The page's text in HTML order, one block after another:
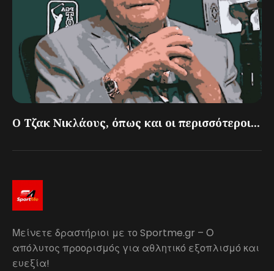
Ο Τζακ Νικλάους, όπως και οι περισσότεροι...
Μείνετε δραστήριοι με το Sportme.gr – Ο
απόλυτος προορισμός για αθλητικό εξοπλισμό και
ευεξία!